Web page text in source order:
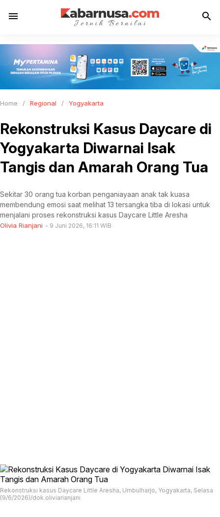
menu search
Home / Regional / Yogyakarta
Rekonstruksi Kasus Daycare di
Yogyakarta Diwarnai Isak
Tangis dan Amarah Orang Tua
Sekitar 30 orang tua korban penganiayaan anak tak kuasa
membendung emosi saat melihat 13 tersangka tiba di lokasi untuk
menjalani proses rekonstruksi kasus Daycare Little Aresha
Olivia Rianjani 9 Juni 2026, 16:11 WIB
Rekonstruksi kasus Daycare Little Aresha, Umbulharjo, Yogyakarta, Selasa
(9/6/2026)/dok.oliviarianjani